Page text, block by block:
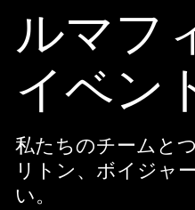
ルマフ
イベン
私たちのチームと
リトン、ボイジャ
い。